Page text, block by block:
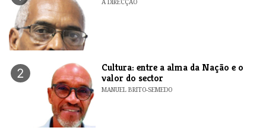
2
Cultura: entre a alma da Nação e o
valor do sector
MANUEL BRITO-SEMEDO